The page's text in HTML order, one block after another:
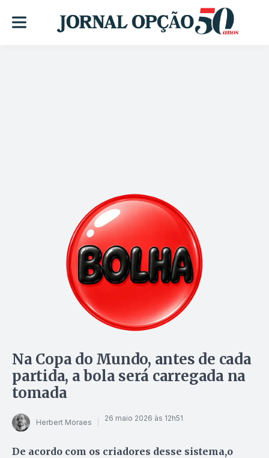
Na Copa do Mundo, antes de cada
partida, a bola será carregada na
tomada
Herbert Moraes 26 maio 2026 às 12h51
De acordo com os criadores desse sistema,o